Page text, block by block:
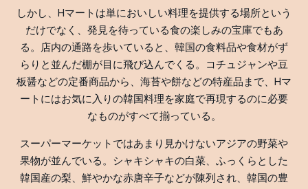
しかし、Hマートは単においしい料理を提供する場所という
だけでなく、発見を待っている食の楽しみの宝庫でもあ
る。店内の通路を歩いていると、韓国の食料品や食材がず
らりと並んだ棚が目に飛び込んでくる。コチュジャンや豆
板醤などの定番商品から、海苔や餅などの特産品まで、Hマ
ートにはお気に入りの韓国料理を家庭で再現するのに必要
なものがすべて揃っている。
スーパーマーケットではあまり見かけないアジアの野菜や
果物が並んでいる。シャキシャキの白菜、ふっくらとした
韓国産の梨、鮮やかな赤唐辛子などが陳列され、韓国の豊